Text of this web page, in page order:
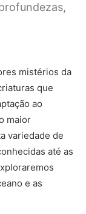
mistérios da
que
ao
maior
variedade de
até as
e as